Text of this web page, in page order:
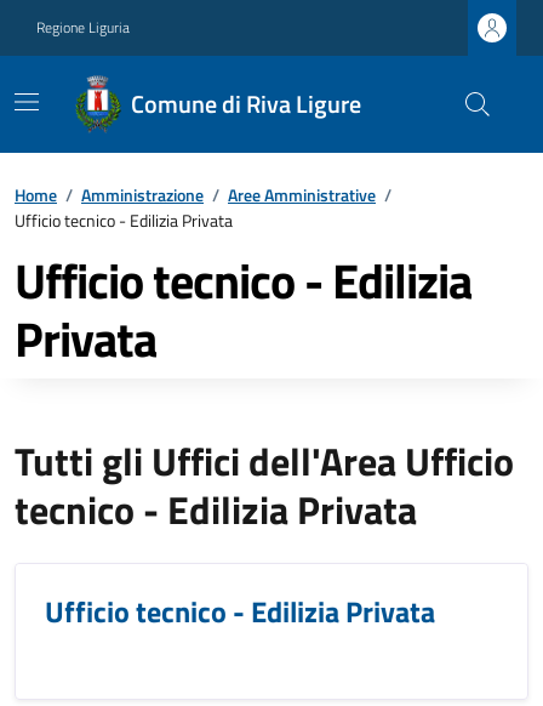
Regione Liguria
Comune di Riva Ligure
Home / Amministrazione / Aree Amministrative /
Ufficio tecnico - Edilizia Privata
Ufficio tecnico - Edilizia
Privata
Tutti gli Uffici dell'Area Ufficio
tecnico - Edilizia Privata
Ufficio tecnico - Edilizia Privata